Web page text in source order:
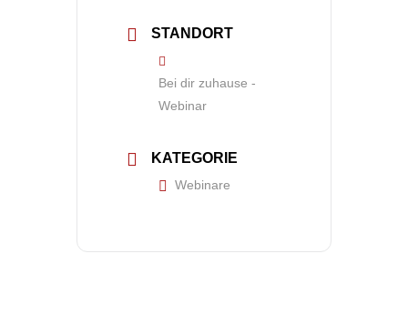
STANDORT
Bei dir zuhause -
Webinar
KATEGORIE
Webinare